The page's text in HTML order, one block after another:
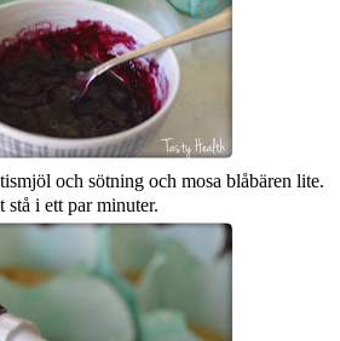
och sötning och mosa blåbären lite.
stå i ett par minuter.